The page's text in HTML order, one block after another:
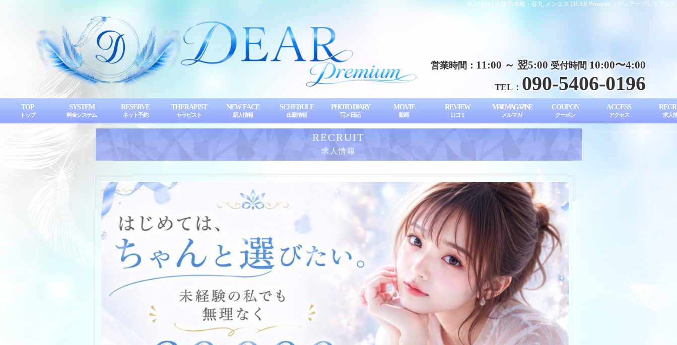
求人情報│大阪日本橋・谷九 メンエス DEAR Premium（ディアープレミアム）
営業時間： 11:00 ～ 翌5:00 受付時間 10:00〜4:00
TEL： 090-5406-0196
TOP
トップ
SYSTEM
料金システム
RESERVE
ネット予約
THERAPIST
セラピスト
NEW FACE
新人情報
SCHEDULE
出勤情報
PHOTO DIARY
写メ日記
MOVIE
動画
REVIEW
口コミ
MAIL MAGAZINE
メルマガ
COUPON
クーポン
ACCESS
アクセス 求人
RECRUIT
求人情報